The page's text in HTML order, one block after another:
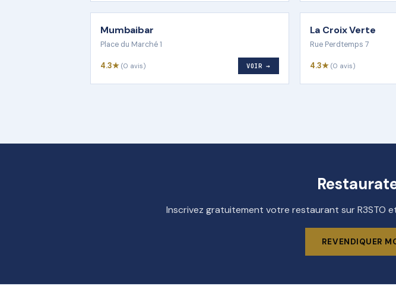
Mumbaibar
Place du Marché 1
4.3★ (0 avis) VOIR →
La Croix Verte
Rue Perdtemps 7
4.3★ (0 avis)
Inscrivez gratuitement votre restaurant sur R3STO
REVENDIQUER